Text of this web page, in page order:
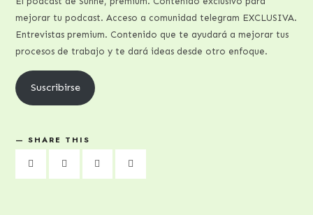
mejorar tu podcast. Acceso a comunidad telegram EXCLUSIVA.
Entrevistas premium. Contenido que te ayudará a mejorar tus
procesos de trabajo y te dará ideas desde otro enfoque.
Suscribirse
SHARE THIS